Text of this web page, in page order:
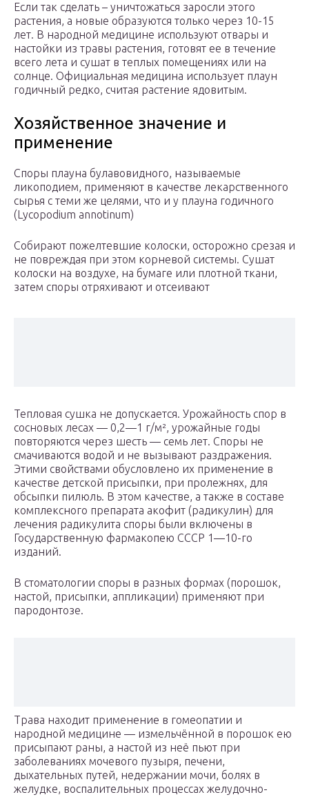
Если так сделать – уничтожаться заросли этого
растения, а новые образуются только через 10-15
лет. В народной медицине используют отвары и
настойки из травы растения, готовят ее в течение
всего лета и сушат в теплых помещениях или на
солнце. Официальная медицина использует плаун
годичный редко, считая растение ядовитым.
Хозяйственное значение и
применение
Споры плауна булавовидного, называемые
ликоподием, применяют в качестве лекарственного
сырья с теми же целями, что и у плауна годичного
(Lycopodium annotinum)
Собирают пожелтевшие колоски, осторожно срезая и
не повреждая при этом корневой системы. Сушат
колоски на воздухе, на бумаге или плотной ткани,
затем споры отряхивают и отсеивают
Тепловая сушка не допускается. Урожайность спор в
сосновых лесах — 0,2—1 г/м², урожайные годы
повторяются через шесть — семь лет. Споры не
смачиваются водой и не вызывают раздражения.
Этими свойствами обусловлено их применение в
качестве детской присыпки, при пролежнях, для
обсыпки пилюль. В этом качестве, а также в составе
комплексного препарата акофит (радикулин) для
лечения радикулита споры были включены в
Государственную фармакопею СССР 1—10-го
изданий.
В стоматологии споры в разных формах (порошок,
настой, присыпки, аппликации) применяют при
пародонтозе.
Трава находит применение в гомеопатии и
народной медицине — измельчённой в порошок ею
присыпают раны, а настой из неё пьют при
заболеваниях мочевого пузыря, печени,
дыхательных путей, недержании мочи, болях в
желудке, воспалительных процессах желудочно-